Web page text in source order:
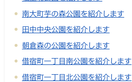
南大町芋の森公園を紹介します
田中中央公園を紹介します
朝倉森の公園を紹介します
借宿町一丁目南公園を紹介します
借宿町一丁目北公園を紹介します